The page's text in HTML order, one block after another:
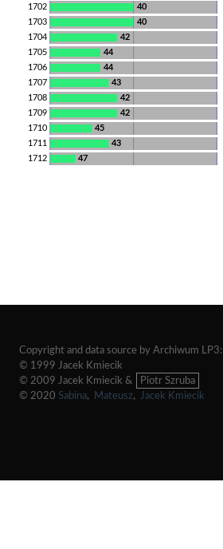
40
1702
40
1703
42
1704
44
1705
44
1706
43
1707
42
1708
42
1709
45
1710
43
1711
47
1712
Copyright and data source by Archiwum LP3:
© 1999 Jacek Kmiecik
© 2009 Jacek Kmiecik &
Piotr Szruba
© 2020 Sabina, Mateusz, Jacek Kmiecik